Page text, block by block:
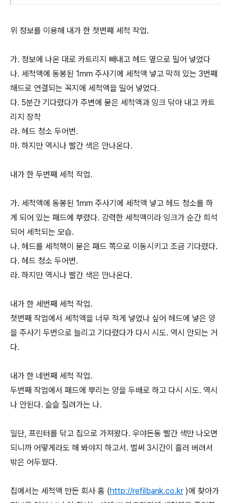
위 정보를 이용해 내가 한 첫번째 세척 작업.
가. 정보에 나온 대로 카트리지 빼내고 헤드 옆으로 밀어 넣었다
나. 세척액에 동봉된 1mm 주사기에 세척액 넣고 막혀 있는 3번째
해드로 연결되는 꼭지에 세척액을 밀어 넣었다.
다. 5분간 기다렸다가 주변에 묻은 세척액과 잉크 닦아 내고 카트
리지 장착
라. 헤드 청소 두어번.
마. 하지만 역시나 빨간 색은 안나온다.
내가 한 두번째 세척 작업.
가. 세척액에 동봉된 1mm 주사기에 세척액 넣고 헤드 청소를 하
게 되어 있는 패드에 뿌렸다. 강력한 세척액이라 잉크가 순간 희석
되어 세척되는 모습.
나. 헤드를 세척핵이 묻은 패드 쪽으로 이동시키고 조금 기다렸다.
다. 헤드 청소 두어번.
라. 하지만 역시나 빨간 색은 안나온다.
내가 한 세번째 세척 작업.
첫번째 작업에서 세척액을 너무 적게 넣었나 싶어 헤드에 넣은 양
을 주사기 두번으로 늘리고 기다렸다가 다시 시도. 역시 안되는 거
다.
내가 한 네번째 세척 작업.
두번째 작업에서 패드에 뿌리는 양을 두배로 하고 다시 시도. 역시
나 안된다. 슬슬 질려가는 나.
일단, 프린터를 닦고 집으로 가져왔다. 우야든동 빨간 색만 나오면
되니까 어떻게라도 해 봐야지 하고서. 벌써 3시간이 흘러 버려서
밖은 어두웠다.
집에서는 세척액 만든 회사 홈 (http://refilbank.co.kr )에 찾아가